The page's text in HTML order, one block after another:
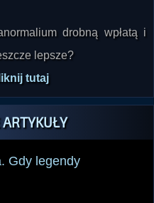
Gdy legendy